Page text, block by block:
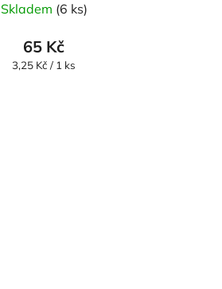
Skladem (6 ks)
65 Kč
Měrná
3,25 Kč / 1 ks